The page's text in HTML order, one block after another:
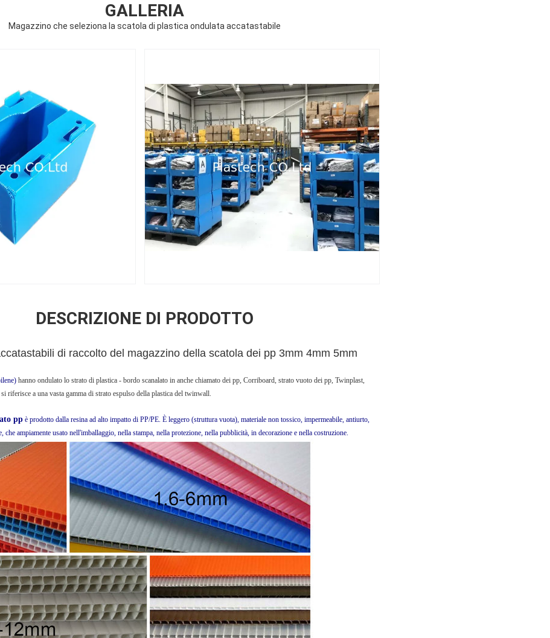
GALLERIA
Magazzino che seleziona la scatola di plastica ondulata accatastabile
DESCRIZIONE DI PRODOTTO
di raccolto del magazzino della scatola dei pp 3mm 4mm 5mm
hanno ondulato lo strato di plastica - bordo scanalato in anche chiamato dei pp, Corriboard, strato vuoto dei pp, Twinplast,
riferisce a una vasta gamma di strato espulso della plastica del twinwall.
pp è prodotto dalla resina ad alto impatto di PP/PE. È leggero (struttura vuota), materiale non tossico, impermeabile, antiurto,
che ampiamente usato nell'imballaggio, nella stampa, nella protezione, nella pubblicità, in decorazione e nella costruzione.